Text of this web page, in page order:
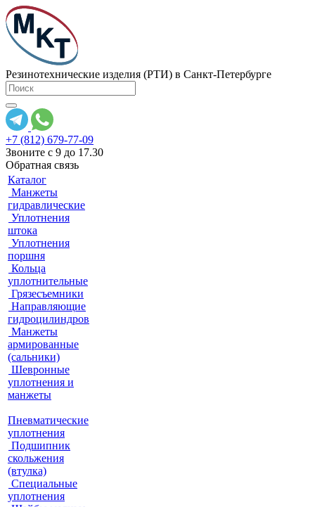
Резинотехнические изделия (РТИ) в Санкт-Петербурге
+7 (812) 679-77-09
Звоните с 9 до 17.30
Обратная связь
Каталог
Манжеты
гидравлические
Уплотнения
штока
Уплотнения
поршня
Кольца
уплотнительные
Грязесъемники
Направляющие
гидроцилиндров
Манжеты
армированные
(сальники)
Шевронные
уплотнения и
манжеты
Пневматические
уплотнения
Подшипник
скольжения
(втулка)
Специальные
уплотнения